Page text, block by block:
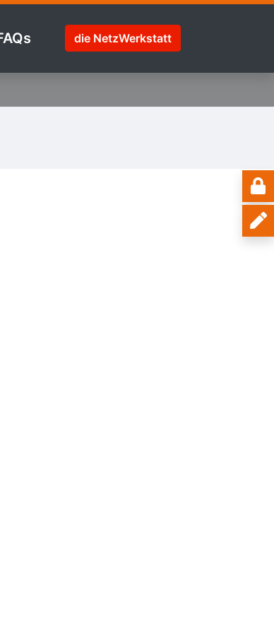
die NetzWerkstatt